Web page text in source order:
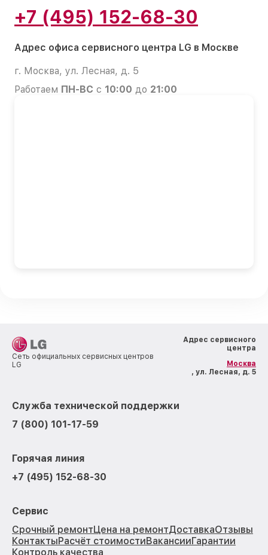
+7 (495) 152-68-30
Адрес офиса сервисного центра LG в Москве
г. Москва, ул. Лесная, д. 5
Работаем ПН-ВС с 10:00 до 21:00
Сеть официальных сервисных центров
LG
Адрес сервисного
центра
Москва
, ул. Лесная, д. 5
Служба технической поддержки
7 (800) 101-17-59
Горячая линия
+7 (495) 152-68-30
Сервис
Срочный ремонтЦена на ремонтДоставкаОтзывы
КонтактыРасчёт стоимостиВакансииГарантии
Контроль качества